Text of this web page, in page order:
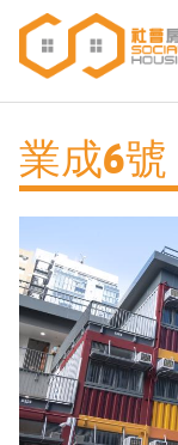
內
業成6號